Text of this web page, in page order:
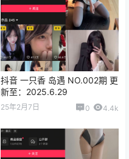
抖音 一只香 岛遇 NO.002期 更
新至：2025.6.29
25年2月7日 0 4.4k